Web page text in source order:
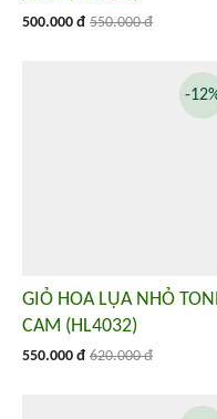
500.000 đ 550.000 đ
GIỎ HOA LỤA NHỎ
CAM (HL4032)
550.000 đ 620.000 đ
-